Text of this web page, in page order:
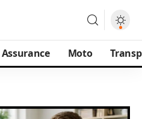
Assurance Moto